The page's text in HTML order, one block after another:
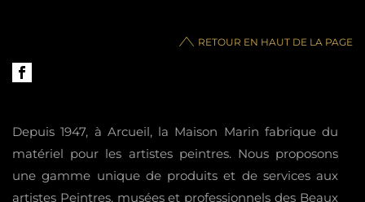
RETOUR EN HAUT DE LA PAGE
Depuis 1947, à Arcueil, la Maison Marin fabrique du
matériel pour les artistes peintres. Nous proposons
une gamme unique de produits et de services aux
artistes Peintres, musées et professionnels des Beaux